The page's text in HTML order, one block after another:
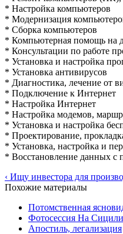
* Настройка компьютеров
* Модернизация
* Сборка компьютеров
* Компьютерная помощь на
* Консультации по работе
* Установка и настройка
* Установка антивирусов
* Диагностика, лечение от
* Подключение к Интернет
* Настройка Интернет
* Настройка модемов,
* Установка и настройка
* Проектирование,
* Установка, настройка и
* Восстановление данных с
‹ Ищу инвестора для
Похожие материалы
Потомственная
Фотосессия На
Апостиль, легализация